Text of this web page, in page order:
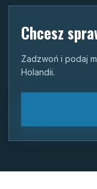
Chcesz
Zadzwoń i podaj
Holandii.